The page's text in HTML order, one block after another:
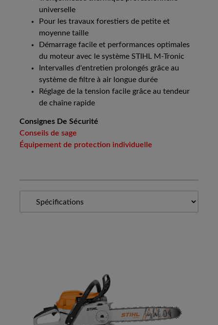
universelle
Pour les travaux forestiers de petite et
moyenne taille
Démarrage facile et performances optimales
du moteur avec le système STIHL M-Tronic
Intervalles d'entretien prolongés grâce au
système de filtre à air longue durée
Réglage de la tension facile grâce au tendeur
de chaîne rapide
Consignes De Sécurité
Conseils de sage
Équipement de protection individuelle